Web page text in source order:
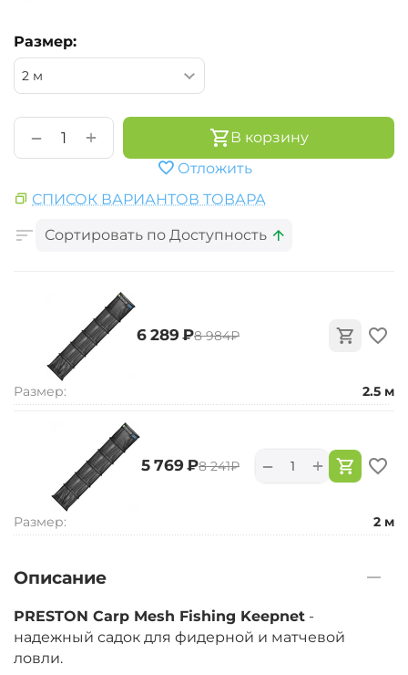
Размер:
+
−
В корзину
Отложить
СПИСОК ВАРИАНТОВ ТОВАРА
Сортировать по Доступность
‍6 289‍ ₽‍8 984‍₽
Размер: 2.5 м
‍5 769‍ ₽‍8 241‍₽ +
−
Размер: 2 м
Описание
PRESTON Carp Mesh Fishing Keepnet -
надежный садок для фидерной и матчевой
ловли.